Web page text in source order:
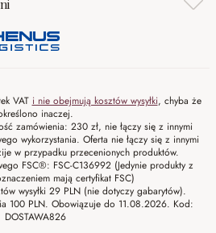
VAT i nie obejmują kosztów wysyłki, chyba że
inaczej.
zamówienia: 230 zł, nie łączy się z innymi
wykorzystania. Oferta nie łączy się z innymi
w przypadku przecenionych produktów.
FSC®: FSC-C136992 (Jedynie produkty z
mają certyfikat FSC)
wysyłki 29 PLN (nie dotyczy gabarytów).
100 PLN. Obowiązuje do 11.08.2026. Kod:
DOSTAWA826